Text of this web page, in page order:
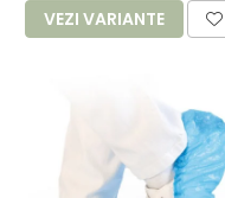
VEZI VARIANTE